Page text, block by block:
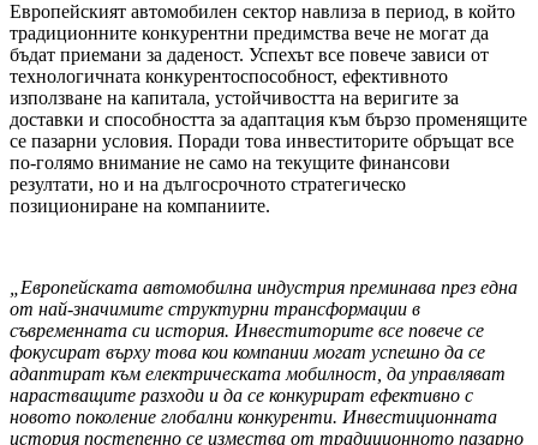
Европейският автомобилен сектор навлиза в период, в който
традиционните конкурентни предимства вече не могат да
бъдат приемани за даденост. Успехът все повече зависи от
технологичната конкурентоспособност, ефективното
използване на капитала, устойчивостта на веригите за
доставки и способността за адаптация към бързо променящите
се пазарни условия. Поради това инвеститорите обръщат все
по-голямо внимание не само на текущите финансови
резултати, но и на дългосрочното стратегическо
позициониране на компаниите.
„Европейската автомобилна индустрия преминава през една
от най-значимите структурни трансформации в
съвременната си история. Инвеститорите все повече се
фокусират върху това кои компании могат успешно да се
адаптират към електрическата мобилност, да управляват
нарастващите разходи и да се конкурират ефективно с
новото поколение глобални конкуренти. Инвестиционната
история постепенно се измества от традиционното пазарно